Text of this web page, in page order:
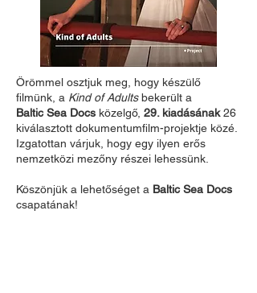
Örömmel osztjuk meg, hogy készülő
filmünk, a Kind of Adultsbekerült a
Baltic Sea Docs közelgő, 29. kiadásának26
kiválasztott dokumentumfilm-projektje közé.
Izgatottan várjuk, hogy egy ilyen erős
nemzetközi mezőny részei lehessünk.
Köszönjük a lehetőséget a Baltic Sea Docs
csapatának!